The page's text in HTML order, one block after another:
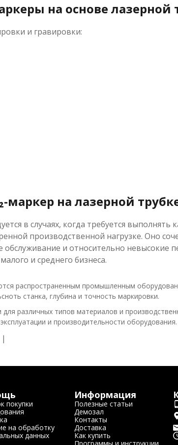
на основе лазерной
и гравировки:
маркер на лазерной
в случаях, когда требуется
производственной нагрузке. Оно
и относительно невысокие
и среднего бизнеса.
распространенным промышленным
станка, глубина и точность маркировки.
для различных типов материалов и
и производительности оборудования.
|
покупки
на обработку
данных
Информация
Полезные статьи
Демозал
Контакты
Доставка
Как купить